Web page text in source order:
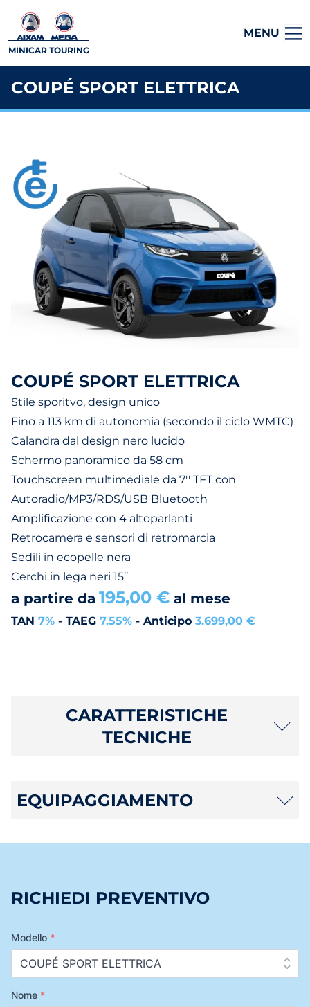
MINICAR TOURING
MENU
COUPÉ SPORT ELETTRICA
COUPÉ SPORT ELETTRICA
Stile sporitvo, design unico
Fino a 113 km di autonomia (secondo il ciclo WMTC)
Calandra dal design nero lucido
Schermo panoramico da 58 cm
Touchscreen multimediale da 7'' TFT con
Autoradio/MP3/RDS/USB Bluetooth
Amplificazione con 4 altoparlanti
Retrocamera e sensori di retromarcia
Sedili in ecopelle nera
Cerchi in lega neri 15’’
a partire da 195,00 € al mese
TAN 7% - TAEG 7.55% - Anticipo 3.699,00 €
CARATTERISTICHE
TECNICHE
EQUIPAGGIAMENTO
RICHIEDI PREVENTIVO
Modello *
Nome *